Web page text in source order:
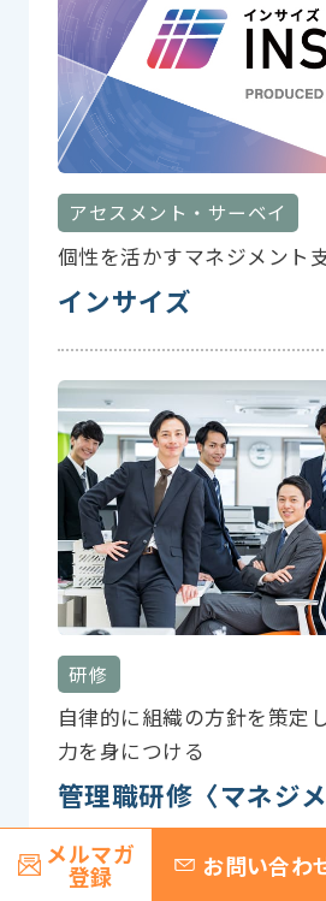
アセスメント・サーベイ
個性を活かすマネジメント
インサイズ
研修
自律的に組織の方針を策定
力を身につける
管理職研修〈マネジ
メルマガ
登録 お問い合わ